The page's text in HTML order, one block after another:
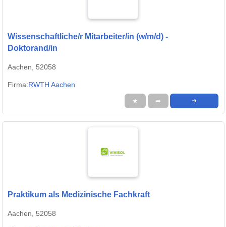
Wissenschaftliche/r Mitarbeiter/in (w/m/d) -
Doktorand/in
Aachen, 52058
Firma:RWTH Aachen
★ ➦ ➜
Praktikum als Medizinische Fachkraft
Aachen, 52058